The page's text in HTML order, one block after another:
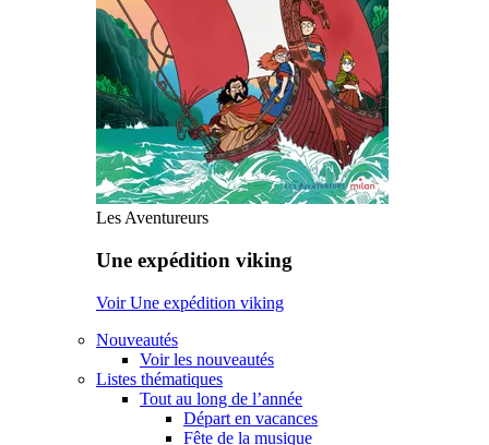
Les Aventureurs
Une expédition viking
Voir Une expédition viking
Nouveautés
Voir les nouveautés
Listes thématiques
Tout au long de l’année
Départ en vacances
Fête de la musique